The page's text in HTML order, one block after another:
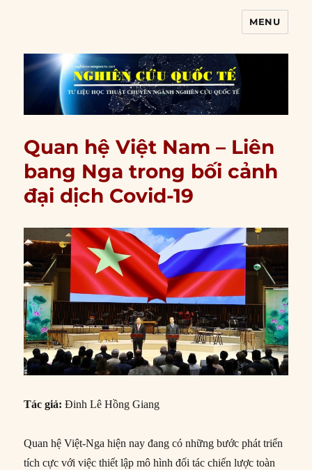
MENU
Quan hệ Việt Nam – Liên
bang Nga trong bối cảnh
đại dịch Covid-19
Tác giả: Đinh Lê Hồng Giang
Quan hệ Việt-Nga hiện nay đang có những bước phát triển
tích cực với việc thiết lập mô hình đối tác chiến lược toàn